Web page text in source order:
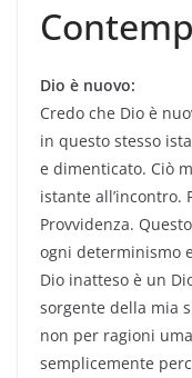
Dio è nuovo:
Credo che Dio è
in questo stesso
e dimenticato. Ciò
istante all’incontro.
Provvidenza.
ogni determinismo
Dio inatteso è un
sorgente della mia
non per ragioni
semplicemente